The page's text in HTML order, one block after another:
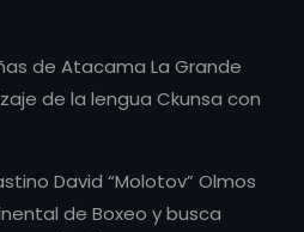
de Atacama La Grande
de la lengua Ckunsa con
David “Molotov” Olmos
de Boxeo y busca